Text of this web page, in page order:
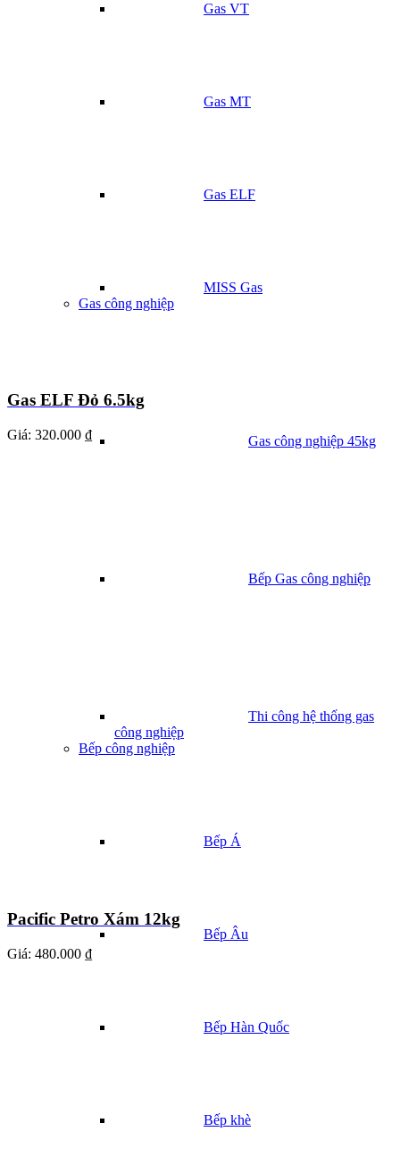
Gas VT
Gas MT
Gas ELF
MISS Gas
Gas công nghiệp
Gas công nghiệp 45kg
Bếp Gas công nghiệp
Thi công hệ thống gas
công nghiệp
Bếp công nghiệp
Bếp Á
Bếp Âu
Bếp Hàn Quốc
Bếp khè
Gas ELF Đỏ 6.5kg
Giá: 320.000 ₫
Pacific Petro Xám 12kg
Giá: 480.000 ₫